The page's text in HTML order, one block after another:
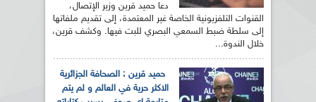
دعا حميد قرين وزير الإتصال،
القنوات التلفزيونية الخاصة غير المعتمدة، إلى تقديم ملفاتها
إلى سلطة ضبط السمعي البصري للبت فيها. وكشف قرين،
خلال الندوة...
حميد قرين : الصحافة الجزائرية
الاكثر حرية في العالم و لم يتم